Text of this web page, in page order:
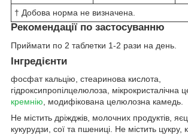
† Добова норма не визначена.
Рекомендації по застосуванню
Приймати по 2 таблетки 1-2 рази на день.
Інгредієнти
фосфат кальцію, стеаринова кислота,
гідроксипропілцелюлоза, мікрокристалічна
кремнію, модифікована целюлозна камедь.
Не містить дріжджів, молочних продуктів,
кукурудзи, сої та пшениці. Не містить цукру,